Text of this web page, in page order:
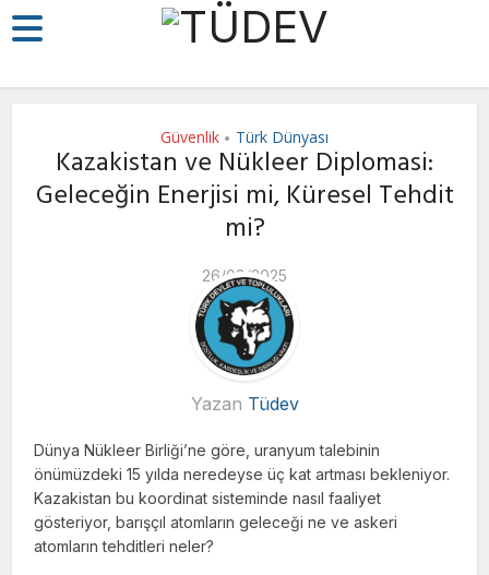
Güvenlik • Türk Dünyası
Kazakistan ve Nükleer Diplomasi:
Geleceğin Enerjisi mi, Küresel Tehdit
mi?
26/08/2025
Yazan Tüdev
Dünya Nükleer Birliği’ne göre, uranyum talebinin
önümüzdeki 15 yılda neredeyse üç kat artması bekleniyor.
Kazakistan bu koordinat sisteminde nasıl faaliyet
gösteriyor, barışçıl atomların geleceği ne ve askeri
atomların tehditleri neler?